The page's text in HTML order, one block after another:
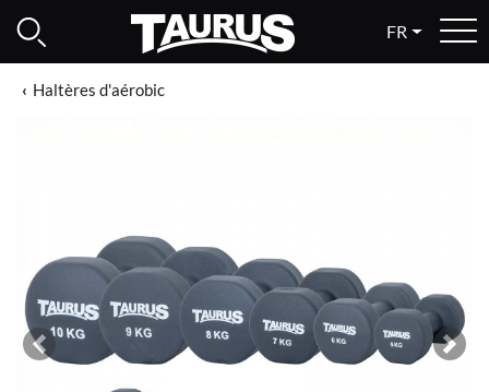
FR
Haltères d'aérobic
Previous Next